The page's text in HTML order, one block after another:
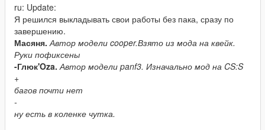
ru: Update:
Я решился выкладывать свои работы без пака, сразу по
завершению.
Масяня. Автор модели cooper.Взято из мода на квейк.
Руки пофиксены
-Глюк'Oza. Автор модели panf3. Изначально мод на CS:S
+
багов почти нет
-
ну есть в коленке чутка.